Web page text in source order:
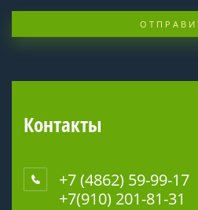
Контакты
+7 (4862) 59-99-17
+7(910) 201-81-31